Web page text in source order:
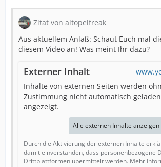
Zitat von altopelfreak
Aus aktuellem Anlaß: Schaut Euch mal
diesem Video an! Was meint Ihr dazu?
Externer Inhalt
Inhalte von externen Seiten werden
Zustimmung nicht automatisch
angezeigt.
Alle externen Inhalte anzeigen
Durch die Aktivierung der externen Inhalte
damit einverstanden, dass personenbezogene
Drittplattformen übermittelt werden. Mehr